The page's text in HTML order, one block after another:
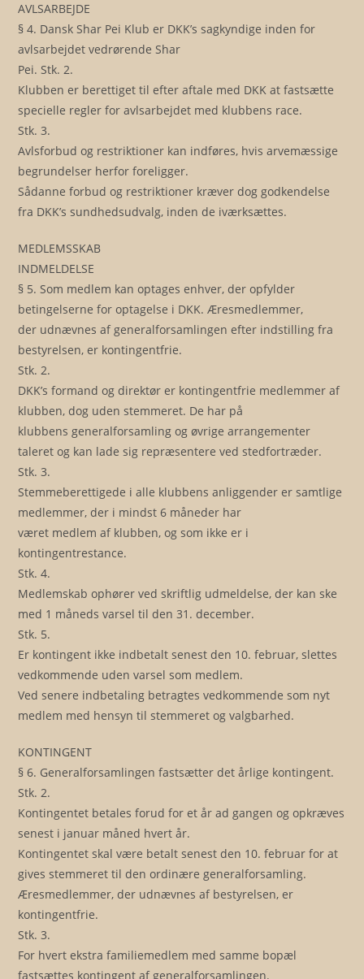
AVLSARBEJDE
§ 4. Dansk Shar Pei Klub er DKK’s sagkyndige inden for
avlsarbejdet vedrørende Shar
Pei. Stk. 2.
Klubben er berettiget til efter aftale med DKK at fastsætte
specielle regler for avlsarbejdet med klubbens race.
Stk. 3.
Avlsforbud og restriktioner kan indføres, hvis arvemæssige
begrundelser herfor foreligger.
Sådanne forbud og restriktioner kræver dog godkendelse
fra DKK’s sundhedsudvalg, inden de iværksættes.
MEDLEMSSKAB
INDMELDELSE
§ 5. Som medlem kan optages enhver, der opfylder
betingelserne for optagelse i DKK. Æresmedlemmer,
der udnævnes af generalforsamlingen efter indstilling fra
bestyrelsen, er kontingentfrie.
Stk. 2.
DKK’s formand og direktør er kontingentfrie medlemmer af
klubben, dog uden stemmeret. De har på
klubbens generalforsamling og øvrige arrangementer
taleret og kan lade sig repræsentere ved stedfortræder.
Stk. 3.
Stemmeberettigede i alle klubbens anliggender er samtlige
medlemmer, der i mindst 6 måneder har
været medlem af klubben, og som ikke er i
kontingentrestance.
Stk. 4.
Medlemskab ophører ved skriftlig udmeldelse, der kan ske
med 1 måneds varsel til den 31. december.
Stk. 5.
Er kontingent ikke indbetalt senest den 10. februar, slettes
vedkommende uden varsel som medlem.
Ved senere indbetaling betragtes vedkommende som nyt
medlem med hensyn til stemmeret og valgbarhed.
KONTINGENT
§ 6. Generalforsamlingen fastsætter det årlige kontingent.
Stk. 2.
Kontingentet betales forud for et år ad gangen og opkræves
senest i januar måned hvert år.
Kontingentet skal være betalt senest den 10. februar for at
gives stemmeret til den ordinære generalforsamling.
Æresmedlemmer, der udnævnes af bestyrelsen, er
kontingentfrie.
Stk. 3.
For hvert ekstra familiemedlem med samme bopæl
fastsættes kontingent af generalforsamlingen.